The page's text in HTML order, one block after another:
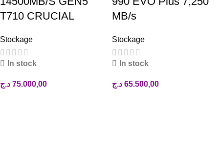
T710 CRUCIAL
Stockage
In stock
75.000,00 د.ج
MB/s
Stockage
In stock
65.500,00 د.ج